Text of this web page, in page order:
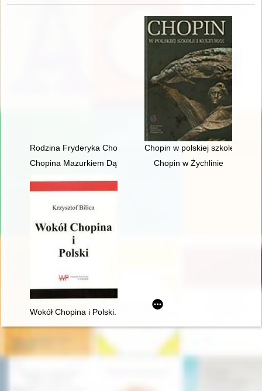
Rodzina Fryderyka Chopina na przełomie XVIII i XIX w
Chopin w polskiej szkole i
Chopina Mazurkiem Dąbrowskiego urzeczenie
Chopin w Żychlinie
Wokół Chopina i Polski. Siedem szkiców